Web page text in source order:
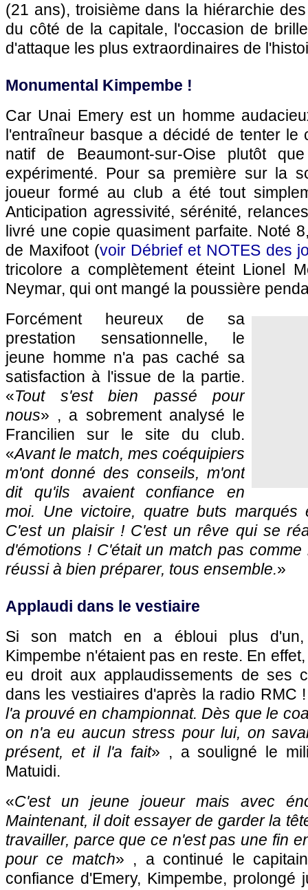
(21 ans), troisième dans la hiérarchie
du côté de la capitale, l'occasion de
d'attaque les plus extraordinaires de
Monumental Kimpembe !
Car Unai Emery est un homme
l'entraîneur basque a décidé de tenter le
natif de Beaumont-sur-Oise plutôt
expérimenté. Pour sa première sur la
joueur formé au club a été tout
Anticipation agressivité, sérénité,
livré une copie quasiment parfaite. Noté
de Maxifoot (voir Débrief et NOTES des
tricolore a complètement éteint Lionel
Neymar, qui ont mangé la poussière
Forcément heureux de sa
prestation sensationnelle, le
jeune homme n'a pas caché sa
satisfaction à l'issue de la partie.
«Tout s'est bien passé pour
nous» , a sobrement analysé le
Francilien sur le site du club.
«Avant le match, mes coéquipiers
m'ont donné des conseils, m'ont
dit qu'ils avaient confiance en
moi. Une victoire, quatre buts
C'est un plaisir ! C'est un rêve qui se
d'émotions ! C'était un match pas
réussi à bien préparer, tous ensemble.»
Applaudi dans le vestiaire
Si son match en a ébloui plus d'un,
Kimpembe n'étaient pas en reste. En
eu droit aux applaudissements de ses
dans les vestiaires d'après la radio RMC
l'a prouvé en championnat. Dès que le
on n'a eu aucun stress pour lui, on
présent, et il l'a fait» , a souligné le
Matuidi.
«C'est un jeune joueur mais avec
Maintenant, il doit essayer de garder la
travailler, parce que ce n'est pas une fin
pour ce match» , a continué le
confiance d'Emery, Kimpembe, prolongé